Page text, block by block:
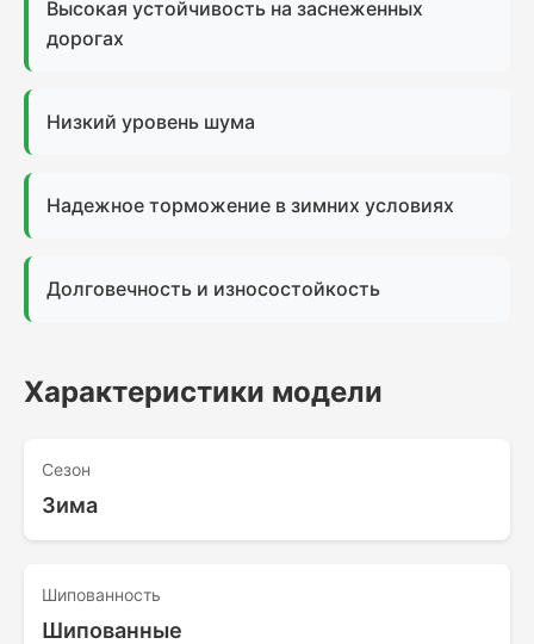
Высокая устойчивость на заснеженных
дорогах
Низкий уровень шума
Надежное торможение в зимних условиях
Долговечность и износостойкость
Характеристики модели
Сезон
Зима
Шипованность
Шипованные